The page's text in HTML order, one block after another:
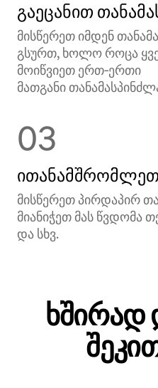
გაეცანით
მისწერეთ იმდენ
გსურთ, ხოლო როცა
მოიწვიეთ ერთ‑ერთი
მათგანი
03
მისწერეთ პირდაპირ
მიანიჭეთ მას წვდომა
და სხვ.
ხშირად